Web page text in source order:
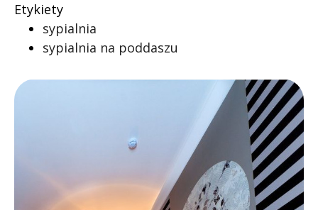
Etykiety
sypialnia
sypialnia na poddaszu